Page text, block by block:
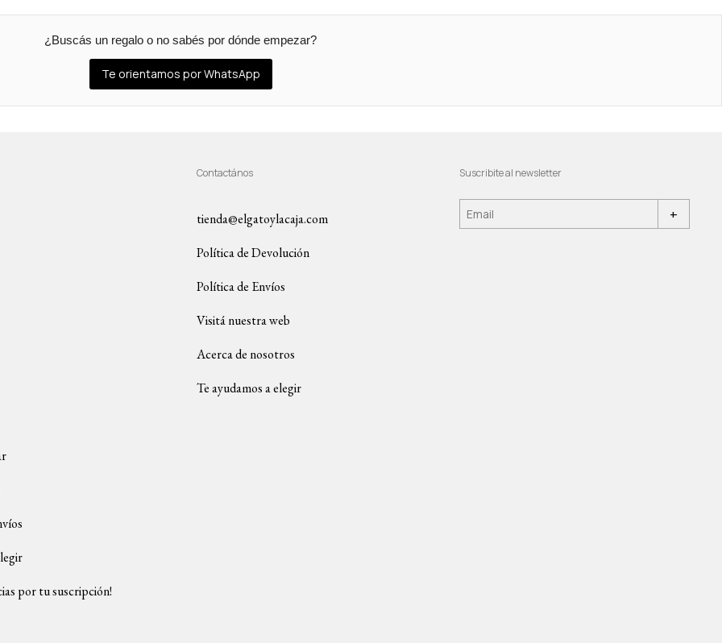
¿Buscás un regalo o no sabés por dónde empezar?
Te orientamos por WhatsApp
por tu suscripción!
Contactános
tienda@elgatoylacaja.com
Política de Devolución
Política de Envíos
Visitá nuestra web
Acerca de nosotros
Te ayudamos a elegir
Suscribite al newsletter
+